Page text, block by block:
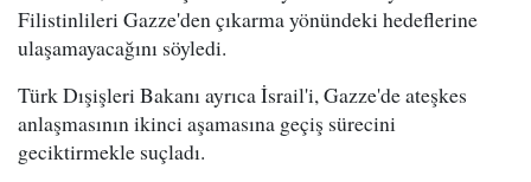
Filistinlileri Gazze'den çıkarma yönündeki hedeflerine
ulaşamayacağını söyledi.
Türk Dışişleri Bakanı ayrıca İsrail'i, Gazze'de ateşkes
anlaşmasının ikinci aşamasına geçiş sürecini
geciktirmekle suçladı.